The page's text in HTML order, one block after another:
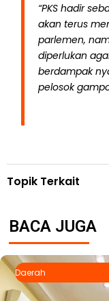
“PKS hadir
akan terus
parlemen,
diperlukan
berdampak
pelosok
Topik Terkait
BACA JUGA
Daerah